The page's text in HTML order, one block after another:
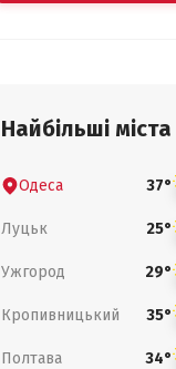
Найбільші міста
Одеса 37°
Луцьк 25°
Ужгород 29°
Кропивницький 35°
Полтава 34°